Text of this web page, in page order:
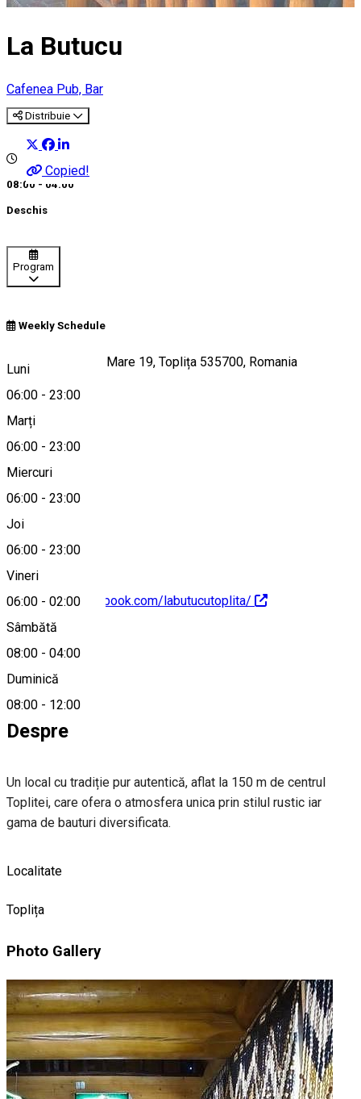
La Butucu
Cafenea Pub, Bar
Distribuie
Copied!
08:00 - 04:00
Deschis
Program
Weekly Schedule
Luni
06:00 - 23:00
Marți
06:00 - 23:00
Miercuri
06:00 - 23:00
Joi
06:00 - 23:00
Vineri
06:00 - 02:00
Sâmbătă
08:00 - 04:00
Duminică
08:00 - 12:00
Strada Ştefan cel Mare 19, Toplița 535700, Romania
Hartă
https://www.facebook.com/labutucutoplita/
0740966956
Despre
Un local cu tradiție pur autentică, aflat la 150 m de centrul
Toplitei, care ofera o atmosfera unica prin stilul rustic iar
gama de bauturi diversificata.
Localitate
Toplița
Photo Gallery